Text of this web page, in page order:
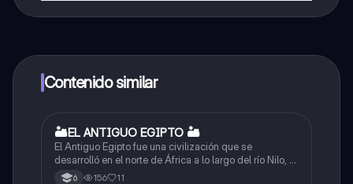
a determinadas funciones.
Contenido similar
Sociales/Historia
🏜EL ANTIGUO EGIPTO 🏜
El Antiguo Egipto fue una civilización que se
desarrolló en el norte de África a lo largo del río Nilo, y
que se caracterizó por su rica mitología y complejidad
6 156 11